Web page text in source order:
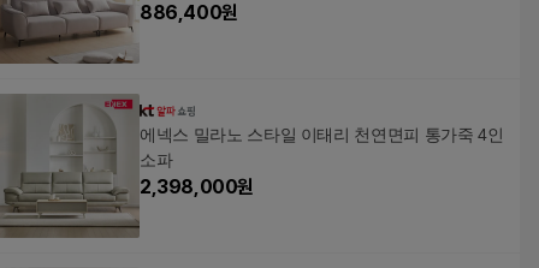
886,400원
에넥스 밀라노 스타일 이태리 천연면피 통가죽 4인
소파
2,398,000원